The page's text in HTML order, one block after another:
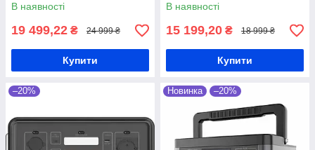
В наявності
19 499,22 ₴ 24 999 ₴
Купити
В наявності
15 199,20 ₴ 18 999 ₴
Купити
–20% Новинка –20%